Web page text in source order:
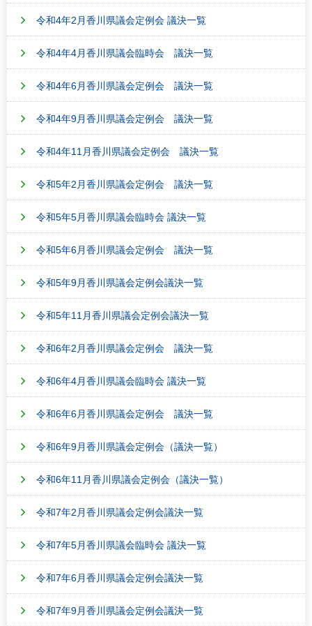
令和4年2月香川県議会定例会 議決一覧
令和4年4月香川県議会臨時会 議決一覧
令和4年6月香川県議会定例会 議決一覧
令和4年9月香川県議会定例会 議決一覧
令和4年11月香川県議会定例会 議決一覧
令和5年2月香川県議会定例会 議決一覧
令和5年5月香川県議会臨時会 議決一覧
令和5年6月香川県議会定例会 議決一覧
令和5年9月香川県議会定例会議決一覧
令和5年11月香川県議会定例会議決一覧
令和6年2月香川県議会定例会 議決一覧
令和6年4月香川県議会臨時会 議決一覧
令和6年6月香川県議会定例会 議決一覧
令和6年9月香川県議会定例会（議決一覧）
令和6年11月香川県議会定例会（議決一覧）
令和7年2月香川県議会定例会議決一覧
令和7年5月香川県議会臨時会 議決一覧
令和7年6月香川県議会定例会議決一覧
令和7年9月香川県議会定例会議決一覧